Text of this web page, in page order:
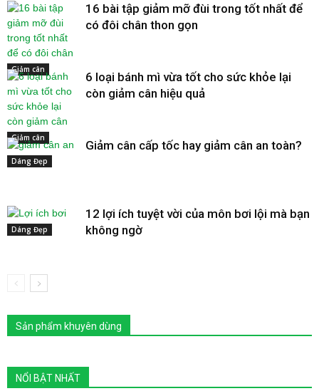
Giảm cân
16 bài tập giảm mỡ đùi trong tốt nhất để
có đôi chân thon gọn
Giảm cân
6 loại bánh mì vừa tốt cho sức khỏe lại
còn giảm cân hiệu quả
Dáng Đẹp
Giảm cân cấp tốc hay giảm cân an toàn?
Dáng Đẹp
12 lợi ích tuyệt vời của môn bơi lội mà bạn
không ngờ
Sản phẩm khuyên dùng
NỔI BẬT NHẤT